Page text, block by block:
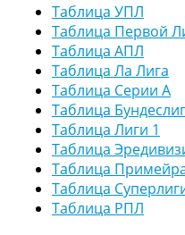
Таблица УПЛ
Таблица Первой
Таблица АПЛ
Таблица Ла Лига
Таблица Серии А
Таблица
Таблица Лиги 1
Таблица
Таблица
Таблица
Таблица РПЛ